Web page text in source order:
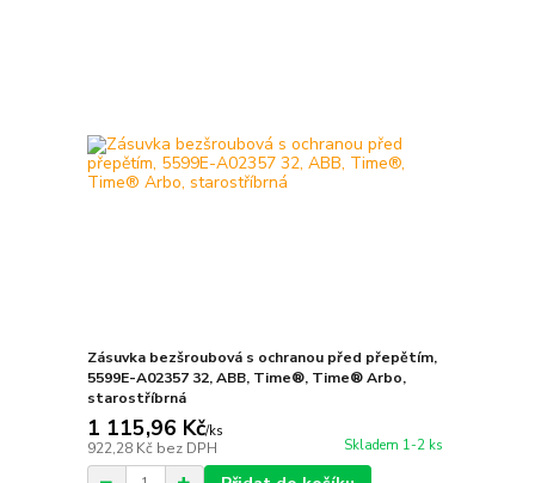
Zásuvka bezšroubová s ochranou před přepětím,
5599E-A02357 32, ABB, Time®, Time® Arbo,
starostříbrná
1 115,96 Kč/ks
922,28 Kč bez DPH Skladem 1-2 ks